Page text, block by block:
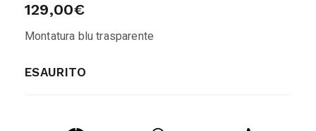
129,00€
Montatura blu trasparente
ESAURITO